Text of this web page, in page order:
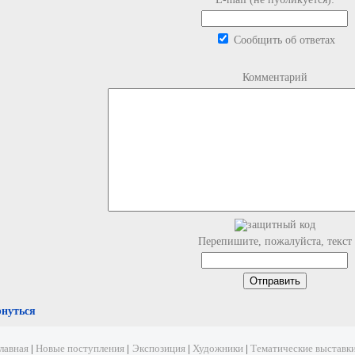
Сообщить об ответах
Комментарий
Перепишите, пожалуйста, текст
Новые поступления Экспозиция Художники Тематические